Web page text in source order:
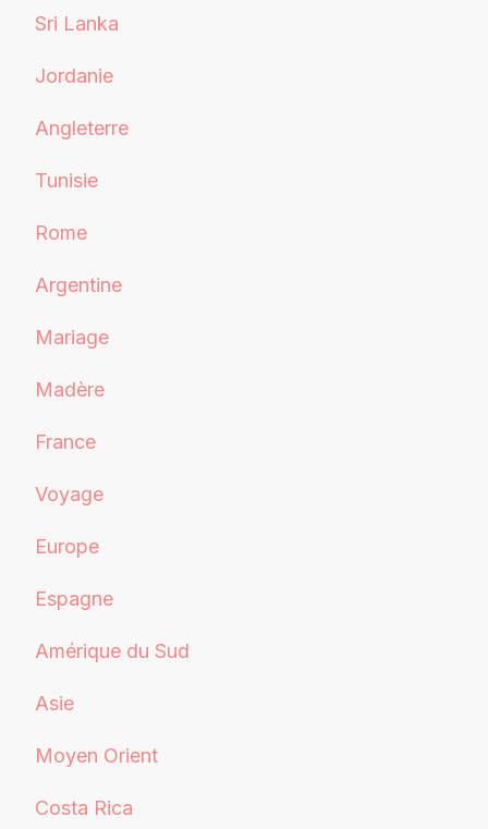
Sri Lanka
Jordanie
Angleterre
Tunisie
Rome
Argentine
Mariage
Madère
France
Voyage
Europe
Espagne
Amérique du Sud
Asie
Moyen Orient
Costa Rica